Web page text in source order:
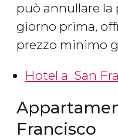
può annullare la
giorno prima,
prezzo minimo
Hotel a San
Francisco